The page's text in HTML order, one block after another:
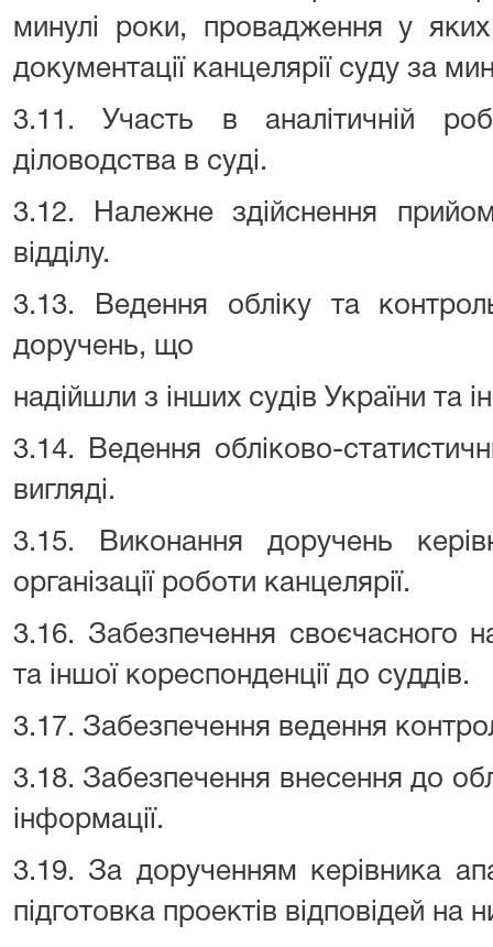
минулі роки, провадження у
документації канцелярії суду за
3.11. Участь в аналітичній
діловодства в суді.
3.12. Належне здійснення
відділу.
3.13. Ведення обліку та
доручень, що
надійшли з інших судів України та
3.14. Ведення обліково-
вигляді.
3.15. Виконання доручень
організації роботи канцелярії.
3.16. Забезпечення своєчасного
та іншої кореспонденції до суддів.
3.17. Забезпечення ведення
3.18. Забезпечення внесення до
інформації.
3.19. За дорученням керівника
підготовка проектів відповідей на